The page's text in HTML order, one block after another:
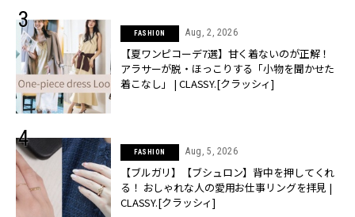
FASHION Aug, 2, 2026
【夏ワンピコーデ7選】甘く着ないのが正解！
アラサーが脱・ほっこりする「小物を聞かせた
着こなし」 | CLASSY.[クラッシィ]
FASHION Aug, 5, 2026
【ブルガリ】【ブシュロン】背中を押してくれ
る！ おしゃれな人の愛用お仕事リングを拝見 |
CLASSY.[クラッシィ]